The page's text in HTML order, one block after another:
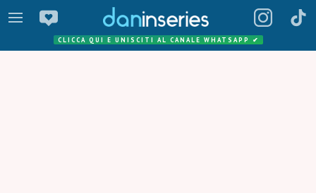
CLICCA QUI E UNISCITI AL CANALE WHATSAPP ✔